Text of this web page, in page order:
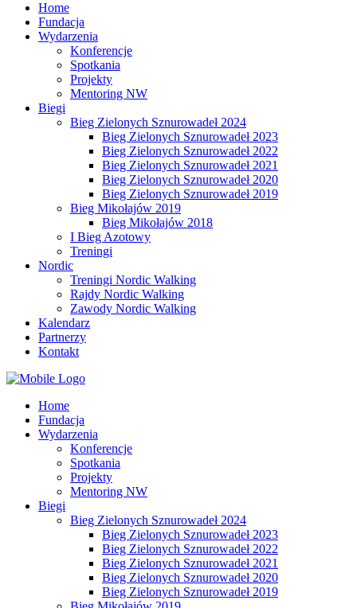
Home
Fundacja
Wydarzenia
Konferencje
Spotkania
Projekty
Mentoring NW
Biegi
Bieg Zielonych Sznurowadeł 2024
Bieg Zielonych Sznurowadeł 2023
Bieg Zielonych Sznurowadeł 2022
Bieg Zielonych Sznurowadeł 2021
Bieg Zielonych Sznurowadeł 2020
Bieg Zielonych Sznurowadeł 2019
Bieg Mikołajów 2019
Bieg Mikołajów 2018
I Bieg Azotowy
Treningi
Nordic
Treningi Nordic Walking
Rajdy Nordic Walking
Zawody Nordic Walking
Kalendarz
Partnerzy
Kontakt
Home
Fundacja
Wydarzenia
Konferencje
Spotkania
Projekty
Mentoring NW
Biegi
Bieg Zielonych Sznurowadeł 2024
Bieg Zielonych Sznurowadeł 2023
Bieg Zielonych Sznurowadeł 2022
Bieg Zielonych Sznurowadeł 2021
Bieg Zielonych Sznurowadeł 2020
Bieg Zielonych Sznurowadeł 2019